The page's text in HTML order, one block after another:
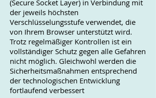
(Secure Socket Layer) in Verbindung mit
der jeweils höchsten
Verschlüsselungsstufe verwendet, die
von Ihrem Browser unterstützt wird.
Trotz regelmäßiger Kontrollen ist ein
vollständiger Schutz gegen alle Gefahren
nicht möglich. Gleichwohl werden die
Sicherheitsmaßnahmen entsprechend
der technologischen Entwicklung
fortlaufend verbessert